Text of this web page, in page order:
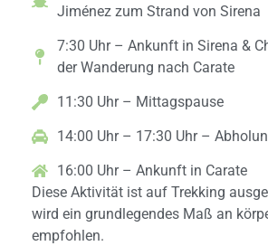
Jiménez zum Strand von Sirena
7:30 Uhr – Ankunft in Sirena &
der Wanderung nach Carate
11:30 Uhr – Mittagspause
14:00 Uhr – 17:30 Uhr –
16:00 Uhr – Ankunft in Carate
Diese Aktivität ist auf Trekking
wird ein grundlegendes Maß an
empfohlen.